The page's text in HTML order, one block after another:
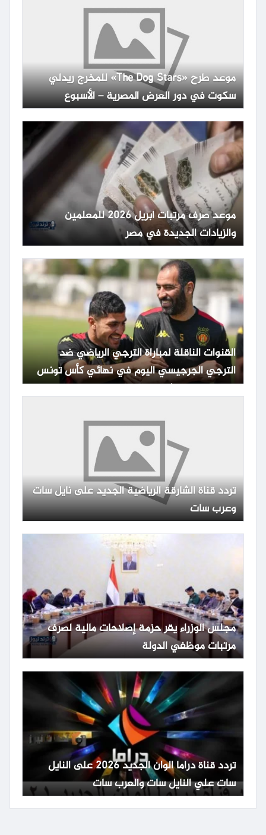
موعد طرح «The Dog Stars» للمخرج ريدلي
سكوت في دور العرض المصرية – الأسبوع
موعد صرف مرتبات أبريل 2026 للمعلمين
والزيادات الجديدة في مصر
القنوات الناقلة لمباراة الترجي الرياضي ضد
الترجي الجرجيسي اليوم في نهائي كأس تونس
مع الموعد والتشكيلة
تردد قناة الشارقة الرياضية الجديد على نايل سات
وعرب سات
مجلس الوزراء يقر حزمة إصلاحات مالية لصرف
مرتبات موظفي الدولة
تردد قناة دراما الوان الجديد 2026 على النايل
سات علي النايل سات والعرب سات